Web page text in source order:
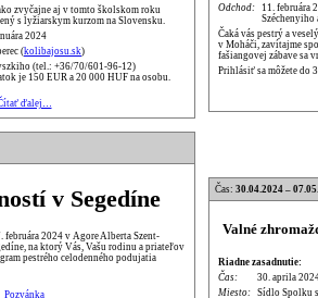
zvyčajne aj v tomto školskom roku
s lyžiarskym kurzom na Slovensku.
2024
(kolibajosu.sk)
(tel.: +36/70/601-96-12)
je 150 EUR a 20 000 HUF na osobu.
ďalej…
Odchod:
11. februára
Széchenyiho
Čaká vás pestrý a
v Moháči, zavítajme
fašiangovej zábave sa
Prihlásiť sa môžete do
v Segedíne
2024 v Agore Alberta Szent-
na ktorý Vás, Vašu rodinu a priateľov
pestrého celodenného podujatia
Pozvánka
Čas: 30.04.2024 –
Valné
Riadne zasadnutie:
Čas:
30. aprila
Miesto: Sídlo Spolku